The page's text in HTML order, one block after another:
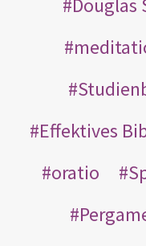
Effektives
oratio